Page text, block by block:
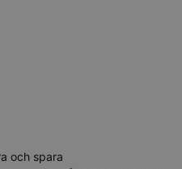
och spara